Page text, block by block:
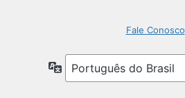
Fale Conosco
Idioma